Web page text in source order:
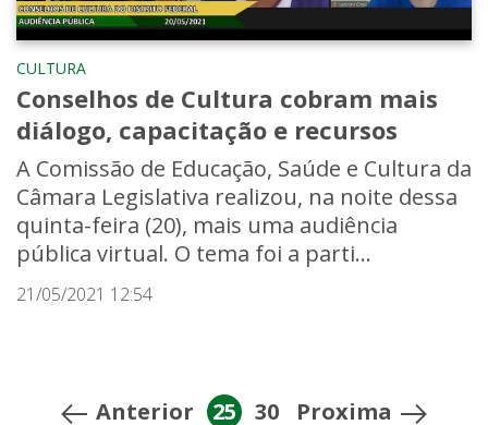
CULTURA
Conselhos de Cultura cobram mais
diálogo, capacitação e recursos
A Comissão de Educação, Saúde e Cultura da
Câmara Legislativa realizou, na noite dessa
quinta-feira (20), mais uma audiência
pública virtual. O tema foi a parti...
21/05/2021 12:54
Anterior 25 30 Proxima